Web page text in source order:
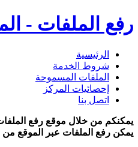
رفع الملفات -
الرئيسية
شروط الخدمة
الملفات المسموحة
إحصائيات المركز
اتصل بنا
يمكنكم من خلال موقع رفع
يمكن رفع الملفات عبر الموقع